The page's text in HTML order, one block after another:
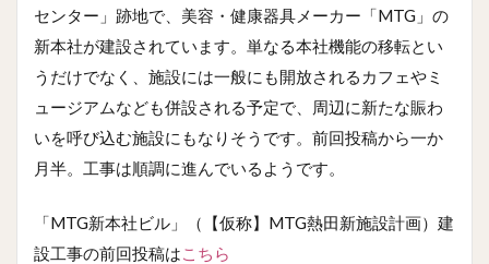
センター」跡地で、美容・健康器具メーカー「MTG」の
新本社が建設されています。単なる本社機能の移転とい
うだけでなく、施設には一般にも開放されるカフェやミ
ュージアムなども併設される予定で、周辺に新たな賑わ
いを呼び込む施設にもなりそうです。前回投稿から一か
月半。工事は順調に進んでいるようです。
「MTG新本社ビル」（【仮称】MTG熱田新施設計画）建
設工事の前回投稿は こちら